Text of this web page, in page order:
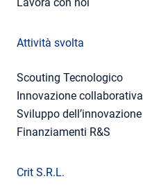
Attività svolta
Scouting Tecnologico
Innovazione collaborativa
Sviluppo dell’innovazione
Finanziamenti R&S
Crit S.R.L.